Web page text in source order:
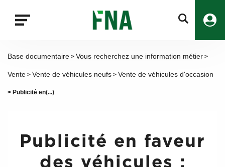
recherche
Base documentaire > Vous recherchez une information métier >
Vente > Vente de véhicules neufs > Vente de véhicules d'occasion
> Publicité en(...)
Publicité en faveur
des véhicules :